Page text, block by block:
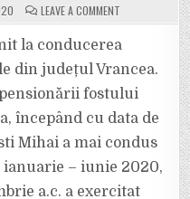
LEAVE A COMMENT
MEDICUL
CRISTI
MIHAI
A
REVENIT
LA
CONDUCEREA
SANITARE
ȘI
PENTRU
SIGURANȚA
ALIMENTELOR
VRANCEA
la conducerea
din județul Vrancea.
fostului
începând cu data de
Mihai a mai condus
ianuarie – iunie 2020,
a.c. a exercitat